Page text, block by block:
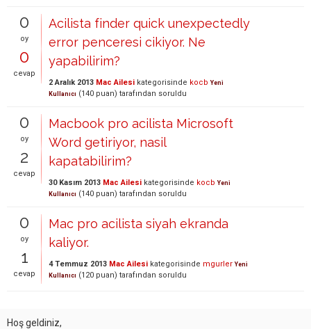
0
oy
0
cevap
Acilista finder quick unexpectedly
error penceresi cikiyor. Ne
yapabilirim?
2 Aralık 2013 Mac Ailesi kategorisinde kocb Yeni
Kullanıcı (140 puan) tarafından soruldu
0
oy
2
cevap
Macbook pro acilista Microsoft
Word getiriyor, nasil
kapatabilirim?
30 Kasım 2013 Mac Ailesi kategorisinde kocb Yeni
Kullanıcı (140 puan) tarafından soruldu
0
oy
1
cevap
Mac pro acilista siyah ekranda
kaliyor.
4 Temmuz 2013 Mac Ailesi kategorisinde mgurler Yeni
Kullanıcı (120 puan) tarafından soruldu
Hoş geldiniz,